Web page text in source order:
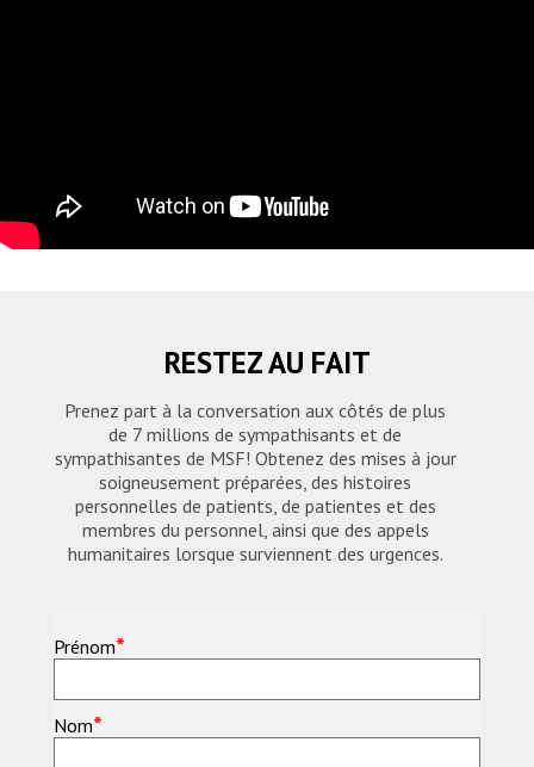
RESTEZ AU FAIT
Prenez part à la conversation aux côtés de plus
de 7 millions de sympathisants et de
sympathisantes de MSF! Obtenez des mises à jour
soigneusement préparées, des histoires
personnelles de patients, de patientes et des
membres du personnel, ainsi que des appels
humanitaires lorsque surviennent des urgences.
Prénom*
Nom*